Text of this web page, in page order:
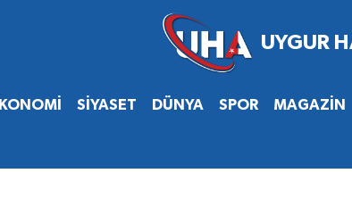
SİYASET DÜNYA SPOR MAGAZİN